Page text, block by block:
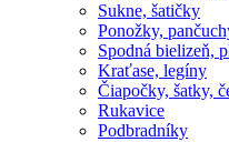
Sukne, šatičky
Ponožky,
Spodná bielizeň,
Kraťase, legíny
Čiapočky, šatky,
Rukavice
Podbradníky